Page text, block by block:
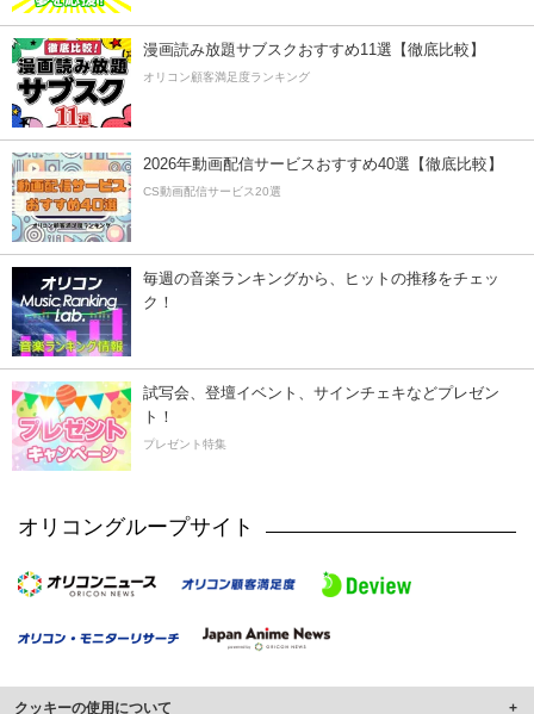
漫画読み放題サブスクおすすめ11選【徹底比較】
オリコン顧客満足度ランキング
2026年動画配信サービスおすすめ40選【徹底比較】
CS動画配信サービス20選
毎週の音楽ランキングから、ヒットの推移をチェッ
ク！
試写会、登壇イベント、サインチェキなどプレゼン
ト！
プレゼント特集
オリコングループサイト
クッキーの使用について